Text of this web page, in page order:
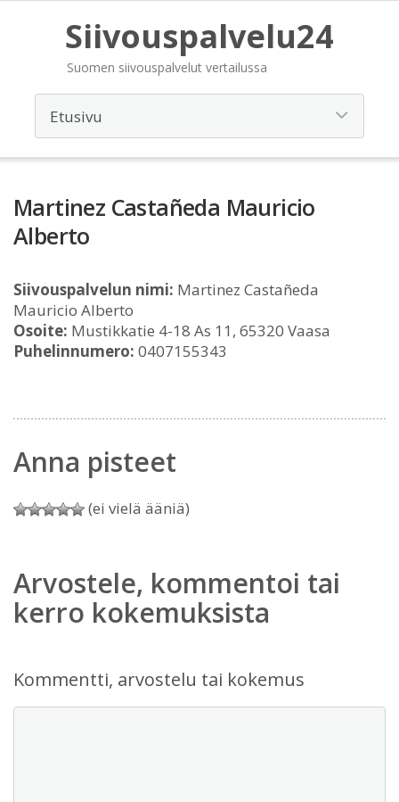
Siivouspalvelu24
Suomen siivouspalvelut vertailussa
Martinez Castañeda Mauricio
Alberto
Siivouspalvelun nimi: Martinez Castañeda
Mauricio Alberto
Osoite: Mustikkatie 4-18 As 11, 65320 Vaasa
Puhelinnumero: 0407155343
Anna pisteet
(ei vielä ääniä)
Arvostele, kommentoi tai
kerro kokemuksista
Kommentti, arvostelu tai kokemus